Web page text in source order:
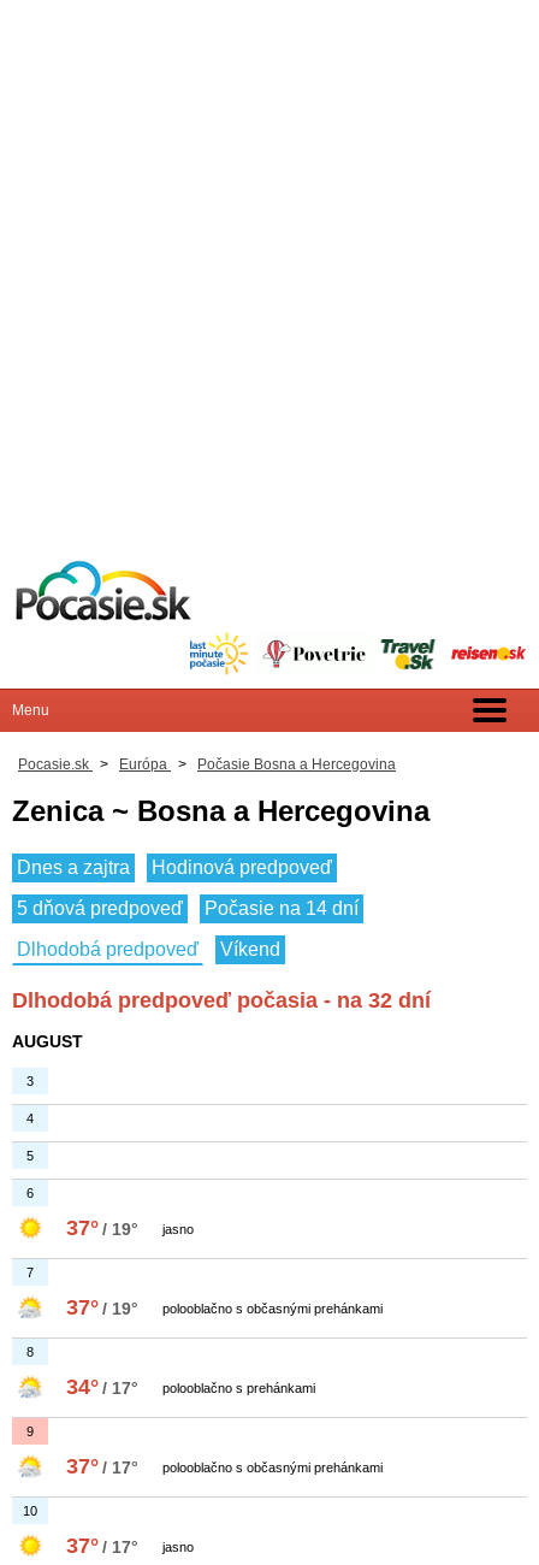
Pocasie.sk > Európa > Počasie Bosna a Hercegovina
Zenica ~ Bosna a Hercegovina
Dnes a zajtra
Hodinová predpoveď
5 dňová predpoveď
Počasie na 14 dní
Dlhodobá predpoveď
Víkend
Dlhodobá predpoveď počasia - na 32 dní
AUGUST
3
4
5
6
37°/ 19° jasno
7
37°/ 19° polooblačno s občasnými prehánkami
8
34°/ 17° polooblačno s prehánkami
9
37°/ 17° polooblačno s občasnými prehánkami
10
37°/ 17° jasno